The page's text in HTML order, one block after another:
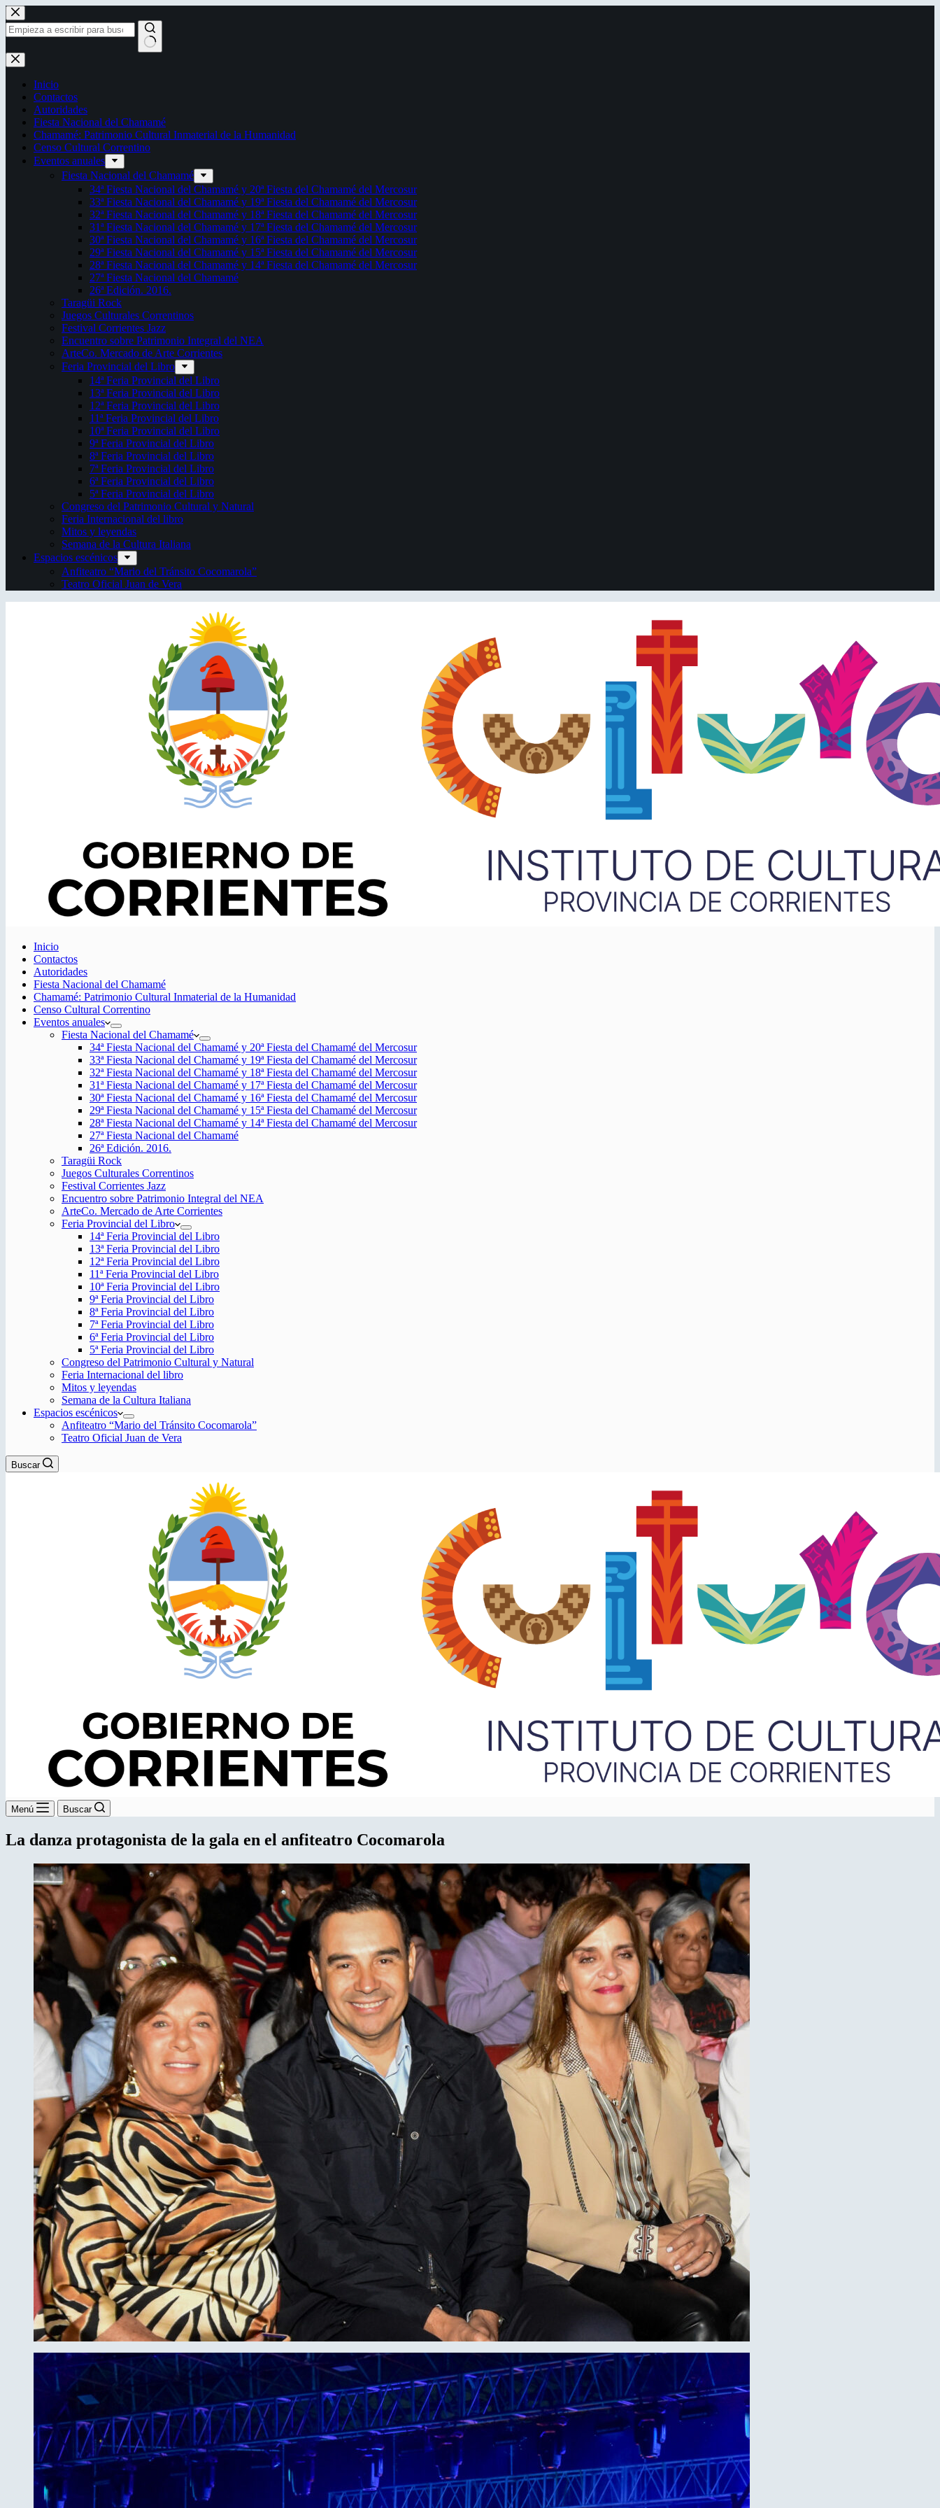
Saltar
al
contenido
Sin
resultados
Inicio
Contactos
Autoridades
Fiesta Nacional del Chamamé
Chamamé: Patrimonio Cultural Inmaterial de la Humanidad
Censo Cultural Correntino
Eventos anuales
Fiesta Nacional del Chamamé
34ª Fiesta Nacional del Chamamé y 20ª Fiesta del Chamamé del Mercosur
33ª Fiesta Nacional del Chamamé y 19ª Fiesta del Chamamé del Mercosur
32ª Fiesta Nacional del Chamamé y 18ª Fiesta del Chamamé del Mercosur
31ª Fiesta Nacional del Chamamé y 17ª Fiesta del Chamamé del Mercosur
30ª Fiesta Nacional del Chamamé y 16ª Fiesta del Chamamé del Mercosur
29ª Fiesta Nacional del Chamamé y 15ª Fiesta del Chamamé del Mercosur
28ª Fiesta Nacional del Chamamé y 14ª Fiesta del Chamamé del Mercosur
27ª Fiesta Nacional del Chamamé
26ª Edición. 2016.
Taragüi Rock
Juegos Culturales Correntinos
Festival Corrientes Jazz
Encuentro sobre Patrimonio Integral del NEA
ArteCo. Mercado de Arte Corrientes
Feria Provincial del Libro
14ª Feria Provincial del Libro
13ª Feria Provincial del Libro
12ª Feria Provincial del Libro
11ª Feria Provincial del Libro
10ª Feria Provincial del Libro
9ª Feria Provincial del Libro
8ª Feria Provincial del Libro
7ª Feria Provincial del Libro
6ª Feria Provincial del Libro
5ª Feria Provincial del Libro
Congreso del Patrimonio Cultural y Natural
Feria Internacional del libro
Mitos y leyendas
Semana de la Cultura Italiana
Espacios escénicos
Anfiteatro “Mario del Tránsito Cocomarola”
Teatro Oficial Juan de Vera
Inicio
Contactos
Autoridades
Fiesta Nacional del Chamamé
Chamamé: Patrimonio Cultural Inmaterial de la Humanidad
Censo Cultural Correntino
Eventos anuales
Fiesta Nacional del Chamamé
34ª Fiesta Nacional del Chamamé y 20ª Fiesta del Chamamé del Mercosur
33ª Fiesta Nacional del Chamamé y 19ª Fiesta del Chamamé del Mercosur
32ª Fiesta Nacional del Chamamé y 18ª Fiesta del Chamamé del Mercosur
31ª Fiesta Nacional del Chamamé y 17ª Fiesta del Chamamé del Mercosur
30ª Fiesta Nacional del Chamamé y 16ª Fiesta del Chamamé del Mercosur
29ª Fiesta Nacional del Chamamé y 15ª Fiesta del Chamamé del Mercosur
28ª Fiesta Nacional del Chamamé y 14ª Fiesta del Chamamé del Mercosur
27ª Fiesta Nacional del Chamamé
26ª Edición. 2016.
Taragüi Rock
Juegos Culturales Correntinos
Festival Corrientes Jazz
Encuentro sobre Patrimonio Integral del NEA
ArteCo. Mercado de Arte Corrientes
Feria Provincial del Libro
14ª Feria Provincial del Libro
13ª Feria Provincial del Libro
12ª Feria Provincial del Libro
11ª Feria Provincial del Libro
10ª Feria Provincial del Libro
9ª Feria Provincial del Libro
8ª Feria Provincial del Libro
7ª Feria Provincial del Libro
6ª Feria Provincial del Libro
5ª Feria Provincial del Libro
Congreso del Patrimonio Cultural y Natural
Feria Internacional del libro
Mitos y leyendas
Semana de la Cultura Italiana
Espacios escénicos
Anfiteatro “Mario del Tránsito Cocomarola”
Teatro Oficial Juan de Vera
Buscar
Menú Buscar
La danza protagonista de la gala en el anfiteatro Cocomarola